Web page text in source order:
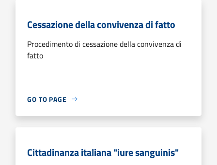
Cessazione della convivenza di fatto
Procedimento di cessazione della convivenza di
fatto
GO TO PAGE
Cittadinanza italiana "iure sanguinis"